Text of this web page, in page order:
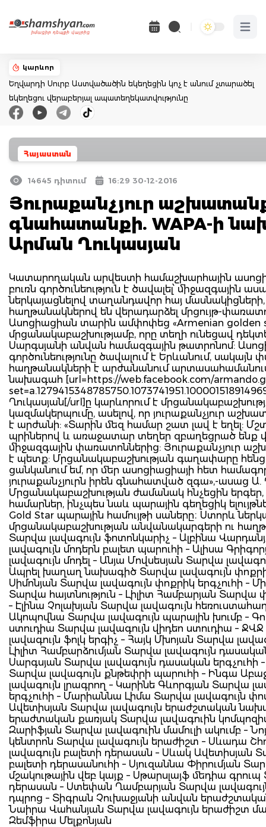
Open
կարևոր
Եղվարդի Սուրբ Աստվածածին եկեղեցին կոչ է անում չտարածել
եկեղեցու վերաբերյալ ապատեղեկատվությունը
Հայաստան
14645 դիտում 16:29 30-12-2016
Յուրաքանչյուր
գնահատանքի. WAPA-ի
Արման Ղուկասյան
Կատարողական արվեստի համաշխարհային
բուռն գործունեություն է ծավալել՝ միջազգային
ներկայացնելով տաղանդավոր հայ
հաղթանակներով են վերադարձել մրցույթ-
Ասոցիացիան տարին ամփոփեց «Armenian golden
մրցանակաբաշխությամբ, որը տեղի ունեցավ
Սարգսյանի անվան համազգային թատրոնոմ:
գործունեությունը ծավալում է Երևանում, սակայն
հաղթանակների է արժանանում
նախագահ [url=https://web.facebook.com/
Ղուկասյան[/url]ը կարևորում է
կազմակերպումը, ասելով, որ յուրաքանչյուր
է արժանի: «Տարին մեզ համար շատ լավ է եղել:
պրիներով և առաջատար տեղեր զբաղեցրած ենք
միջազգային փառատոններից: Յուրաքանչյուր
է պետք: Մրցանակաբաշխության գաղափարը հենց
ցանկանում եմ, որ մեր ասոցիացիայի հետ
յուրաքանչյուրն իրեն գնահատված զգա»,-ասաց Ա.
Մրցանակաբաշխության ժամանակ հնչեցին
համարներ, ինչպես նաև պարային գեղեցիկ
Gold Star պարային համույթի սաները։ Ստորև
մրցանակաբաշխության անվանակարգերի ու
Տարվա լավագույն ֆոտոնկարիչ – Ալբինա
լավագույն մոդերն բալետ պարուհի – Ալիսա
լավագույն մոդել – Անյա Մովսեսյան Տարվա
Ապրել խաղաղ նախագիծ Տարվա լավագույն
Սիմոնյան Տարվա լավագույն փոքրիկ երգչուհի –
Տարվա հայտնություն – Լիլիտ Համբարյան Տարվա
– Էլինա Չոլախյան Տարվա լավագույն
Ակոպովնա Տարվա լավագույն պարային խումբ –
ստուդիա Տարվա լավագույն վիդեո ստուդիա –
լավագույն ֆոլկ երգիչ – Հայկ Մխոյան Տարվա
Լիլիտ Համբարձումյան Տարվա լավագույն
Սարգսյան Տարվա լավագույն դասական երգչուհի
Տարվա լավագույն քնթեփրի պարուհի – Ինգա
լավագույն լրագրող – Կարինե Գևորգյան Տարվա
երգչուհի – Մարիաննա Լիմա Տարվա լավագույն
Ավետիսյան Տարվա լավագույն երաժշտական
երաժտական քառյակ Տարվա լավագուին
Զարիֆյան Տարվա լավագուին մամուլի ակումբ –
կենտրոն Տարվա լավագույն երաժիշտ – Սևադա
լավագույն բալետի դերասան – Սևակ Ավետիսյան
բալետի դերասանուհի – Սյուզաննա Փիրումյան
մշակութային վեբ կայք – Սթարսլայֆ մեդիա
դերասան – Ստեփան Ղամբարյան Տարվա
դպրոց – Տիգրան Չուխաջյանի անվան
Նաիրա Վահանյան Տարվա լավագույն երաժիշտ
Զեմֆիրա Մելքոնյան